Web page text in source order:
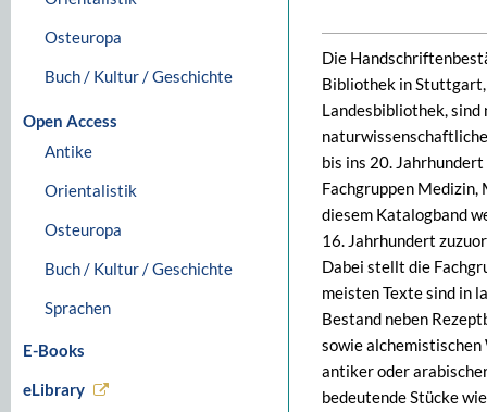
Osteuropa
Buch / Kultur / Geschichte
Open Access
Antike
Orientalistik
Osteuropa
Buch / Kultur / Geschichte
Sprachen
E-Books
eLibrary
Die
Bibliothek in
Landesbibliothek, sind
bis ins 20.
Fachgruppen
diesem Katalogband
16. Jahrhundert
Dabei stellt die
meisten Texte sind in
Bestand neben
sowie alchemistischen
antiker oder
bedeutende Stücke